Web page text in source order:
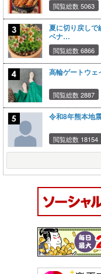
閲覧総数 5063
夏に切り戻し
ベナ…
閲覧総数 6866
高輪ゲートウェ
閲覧総数 2887
令和8年熊本地
閲覧総数 18154